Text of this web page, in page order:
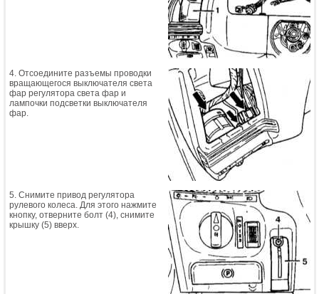
4. Отсоедините разъемы проводки
вращающегося выключателя света
фар регулятора света фар и
лампочки подсветки выключателя
фар.
5. Снимите привод регулятора
рулевого колеса. Для этого нажмите
кнопку, отверните болт (4), снимите
крышку (5) вверх.